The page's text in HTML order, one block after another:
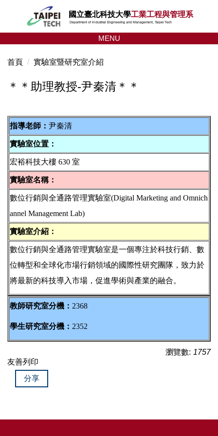
主
要
容
國立臺北科技大學工業工程與管理系
Department of Industrial Engineering and Management, Taipei Tech
MENU
首頁 實驗室暨研究室介紹
＊＊助理教授-尹秦清＊＊
指導老師： 尹秦清
實驗室位置：
宏裕科技大樓 630 室
實驗室名稱：
數位行銷與全通路管理實驗室(Digital Marketing and Omnich
annel Management Lab)
實驗室介紹：
數位行銷與全通路管理實驗室是一個專注於科技行銷、數
位轉型和全球化市場行銷領域的國際性研究團隊，致力於
將最新的科技導入市場，促進學術與產業的融合。
教師研究室分機： 2368
學生研究室分機： 2352
瀏覽數: 1757
友善列印
分享